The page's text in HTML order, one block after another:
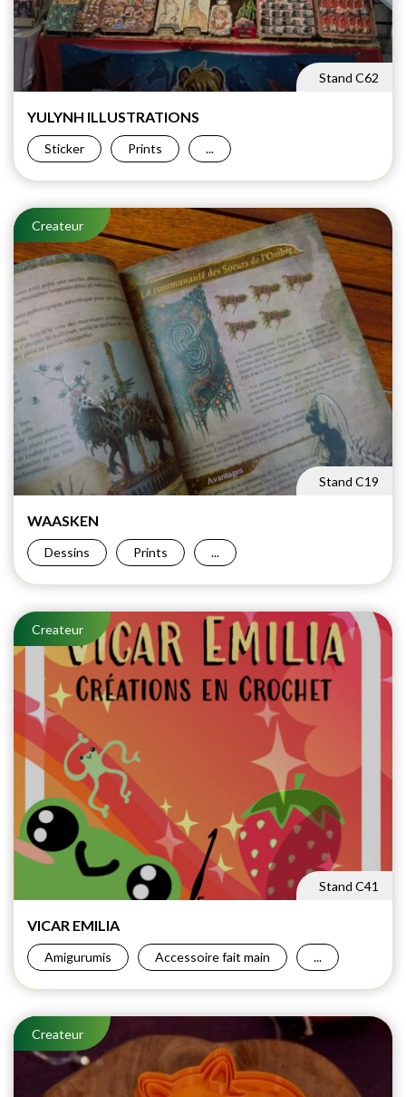
Stand C62
YULYNH ILLUSTRATIONS
Sticker Prints ...
Stand C19
Createur
WAASKEN
Dessins Prints ...
Stand C41
Createur
VICAR EMILIA
Amigurumis Accessoire fait main ...
Createur